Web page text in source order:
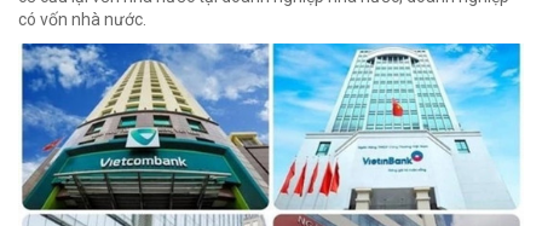
có vốn nhà nước.